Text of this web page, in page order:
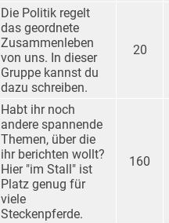
Die Politik regelt
das geordnete
Zusammenleben
von uns. In dieser
Gruppe kannst du
dazu schreiben.
20
Habt ihr noch
andere spannende
Themen, über die
ihr berichten wollt?
Hier "im Stall" ist
Platz genug für
viele
Steckenpferde.
160